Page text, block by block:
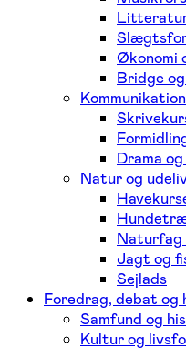
Økonomi
Bridge
Drama
Natur og
Jagt og
Sejlads
Foredrag, debat og
Samfund og
Kultur og